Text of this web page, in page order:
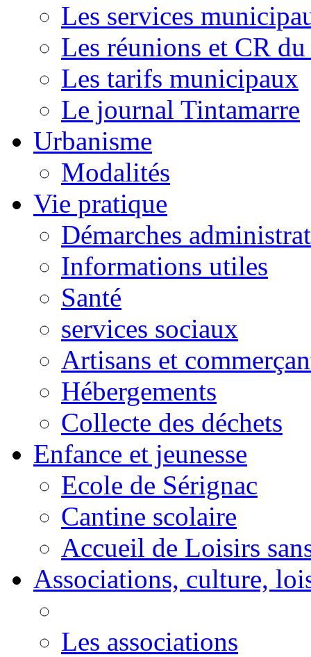
Les services
Les réunions et CR
Les tarifs municipaux
Le journal Tintamarre
Urbanisme
Modalités
Vie pratique
Démarches
Informations utiles
Santé
services sociaux
Artisans et
Hébergements
Collecte des déchets
Enfance et jeunesse
Ecole de Sérignac
Cantine scolaire
Accueil de Loisirs
Associations, culture,
Les associations